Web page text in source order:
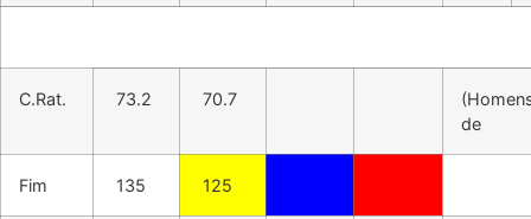
C.Rat. 73.2 70.7
de
Fim 135 125